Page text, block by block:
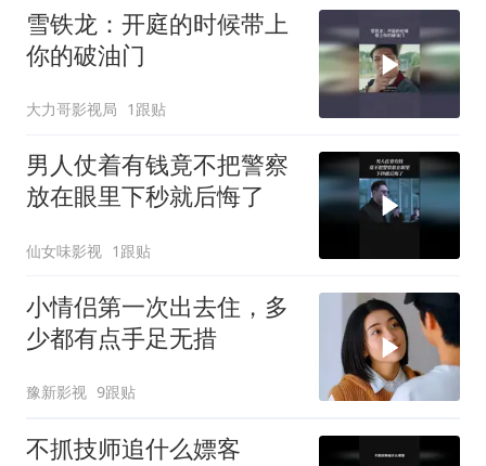
雪铁龙：开庭的时候带上
你的破油门
大力哥影视局 1跟贴
男人仗着有钱竟不把警察
放在眼里下秒就后悔了
仙女味影视 1跟贴
小情侣第一次出去住，多
少都有点手足无措
豫新影视 9跟贴
不抓技师追什么嫖客